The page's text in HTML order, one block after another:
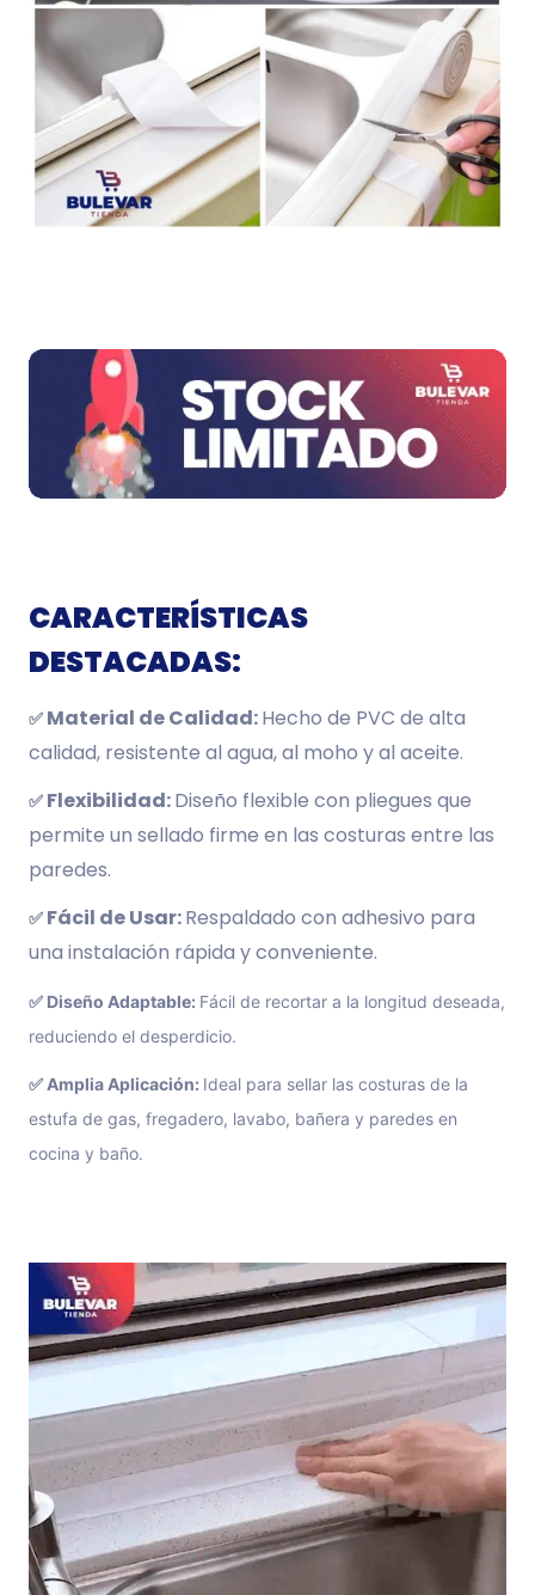
CARACTERÍSTICAS
DESTACADAS:
✅ Material de Calidad:Hecho de PVC de alta
calidad, resistente al agua, al moho y al aceite.
✅ Flexibilidad:Diseño flexible con pliegues que
permite un sellado firme en las costuras entre las
paredes.
✅ Fácil de Usar:Respaldado con adhesivo para
una instalación rápida y conveniente.
✅ Diseño Adaptable: Fácil de recortar a la longitud deseada,
reduciendo el desperdicio.
✅ Amplia Aplicación: Ideal para sellar las costuras de la
estufa de gas, fregadero, lavabo, bañera y paredes en
cocina y baño.